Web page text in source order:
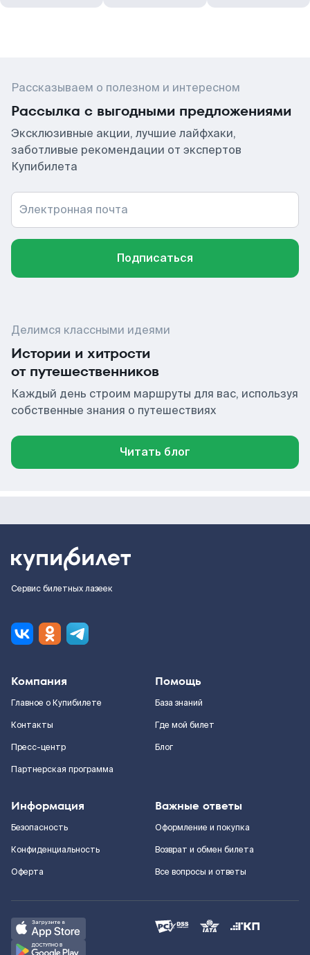
Рассказываем о полезном и интересном
Рассылка с выгодными предложениями
Эксклюзивные акции, лучшие лайфхаки,
заботливые рекомендации от экспертов
Купибилета
Электронная почта
Подписаться
Делимся классными идеями
Истории и хитрости
от путешественников
Каждый день строим маршруты для вас, используя
собственные знания о путешествиях
Читать блог
Сервис билетных лазеек
Компания
Главное о Купибилете
Контакты
Пресс-центр
Партнерская программа
Помощь
База знаний
Где мой билет
Блог
Информация
Безопасность
Конфиденциальность
Оферта
Важные ответы
Оформление и покупка
Возврат и обмен билета
Все вопросы и ответы